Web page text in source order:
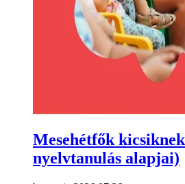
Mesehétfők
nyelvtanulás alapjai)